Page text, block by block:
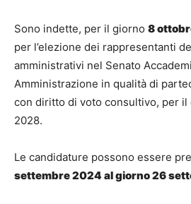
Sono indette, per il giorno 8
per l’elezione dei rappresentanti
amministrativi nel Senato
Amministrazione in qualità di
con diritto di voto consultivo, per
2028.
Le candidature possono essere
settembre 2024 al giorno 26